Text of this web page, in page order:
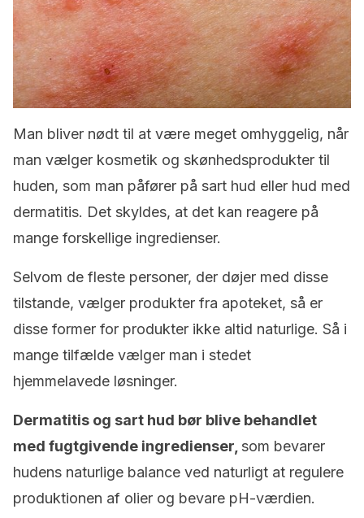
Man bliver nødt til at være meget omhyggelig, når
man vælger kosmetik og skønhedsprodukter til
huden, som man påfører på sart hud eller hud med
dermatitis. Det skyldes, at det kan reagere på
mange forskellige ingredienser.
Selvom de fleste personer, der døjer med disse
tilstande, vælger produkter fra apoteket, så er
disse former for produkter ikke altid naturlige. Så i
mange tilfælde vælger man i stedet
hjemmelavede løsninger.
Dermatitis og sart hud bør blive behandlet
med fugtgivende ingredienser,som bevarer
hudens naturlige balance ved naturligt at regulere
produktionen af olier og bevare pH-værdien.